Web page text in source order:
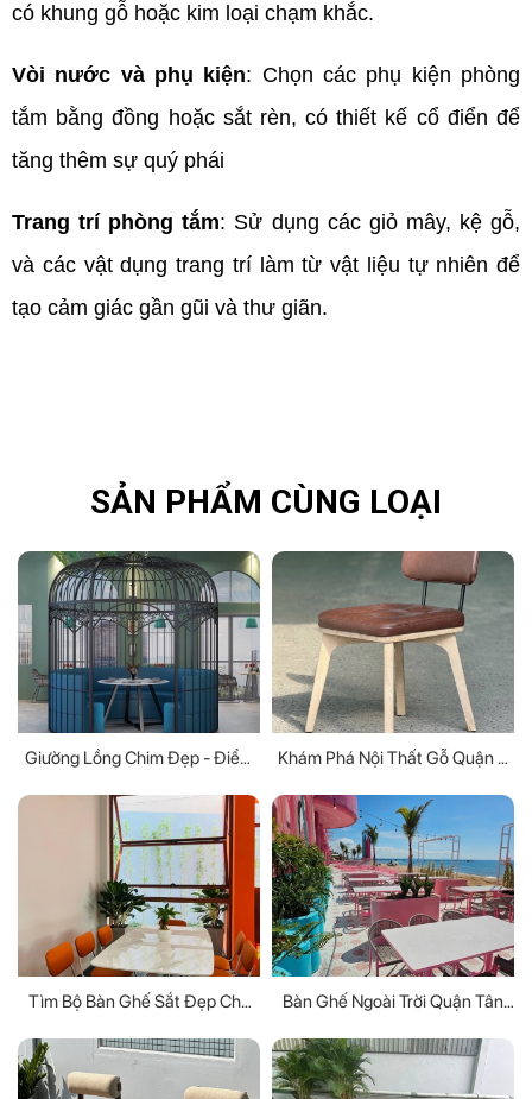
có khung gỗ hoặc kim loại chạm khắc.
Vòi nước và phụ kiện: Chọn các phụ kiện phòng
tắm bằng đồng hoặc sắt rèn, có thiết kế cổ điển để
tăng thêm sự quý phái
Trang trí phòng tắm: Sử dụng các giỏ mây, kệ gỗ,
và các vật dụng trang trí làm từ vật liệu tự nhiên để
tạo cảm giác gần gũi và thư giãn.
SẢN PHẨM CÙNG LOẠI
Giường Lồng Chim Đẹp - Điểm
Khám Phá Nội Thất Gỗ Quận 5
Tìm Bộ Bàn Ghế Sắt Đẹp Cho
Bàn Ghế Ngoài Trời Quận Tân